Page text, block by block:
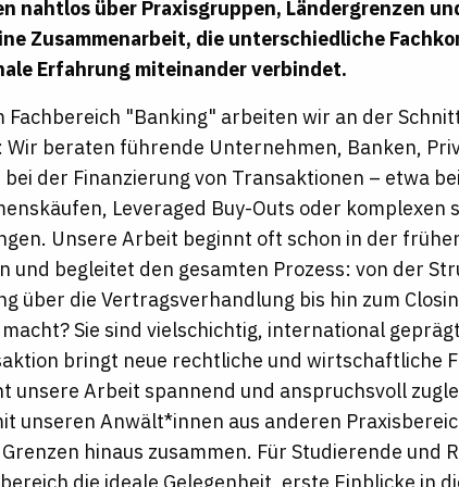
nahtlos über Praxisgruppen, Ländergrenzen
Zusammenarbeit, die unterschiedliche
Erfahrung miteinander verbindet.
Fachbereich "Banking" arbeiten wir an der
beraten führende Unternehmen, Banken,
der Finanzierung von Transaktionen – etwa
Leveraged Buy-Outs oder komplexen
Unsere Arbeit beginnt oft schon in der
und begleitet den gesamten Prozess: von der
über die Vertragsverhandlung bis hin zum
Sie sind vielschichtig, international
bringt neue rechtliche und wirtschaftliche
unsere Arbeit spannend und anspruchsvoll
unseren Anwält*innen aus anderen
hinaus zusammen. Für Studierende und
die ideale Gelegenheit, erste Einblicke in